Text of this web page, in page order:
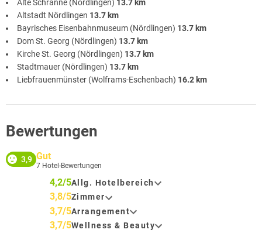
Alte Schranne (Nördlingen) 13.7 km
Altstadt Nördlingen 13.7 km
Bayrisches Eisenbahnmuseum (Nördlingen) 13.7 km
Dom St. Georg (Nördlingen) 13.7 km
Kirche St. Georg (Nördlingen) 13.7 km
Stadtmauer (Nördlingen) 13.7 km
Liebfrauenmünster (Wolframs-Eschenbach) 16.2 km
Bewertungen
3,9 Gut
7 Hotel-Bewertungen
4,2/5Allg. Hotelbereich
3,8/5Zimmer
3,7/5Arrangement
3,7/5Wellness & Beauty